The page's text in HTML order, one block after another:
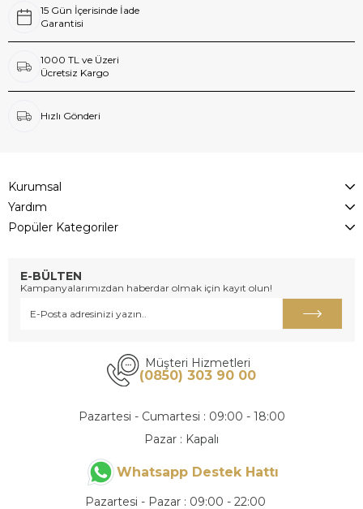
15 Gün İçerisinde İade
Garantisi
1000 TL ve Üzeri
Ücretsiz Kargo
Hızlı Gönderi
Kurumsal
Yardım
Popüler Kategoriler
E-BÜLTEN
Kampanyalarımızdan haberdar olmak için kayıt olun!
Müşteri Hizmetleri
(0850) 303 90 00
Pazartesi - Cumartesi : 09:00 - 18:00
Pazar : Kapalı
Whatsapp Destek Hattı
Pazartesi - Pazar : 09:00 - 22:00